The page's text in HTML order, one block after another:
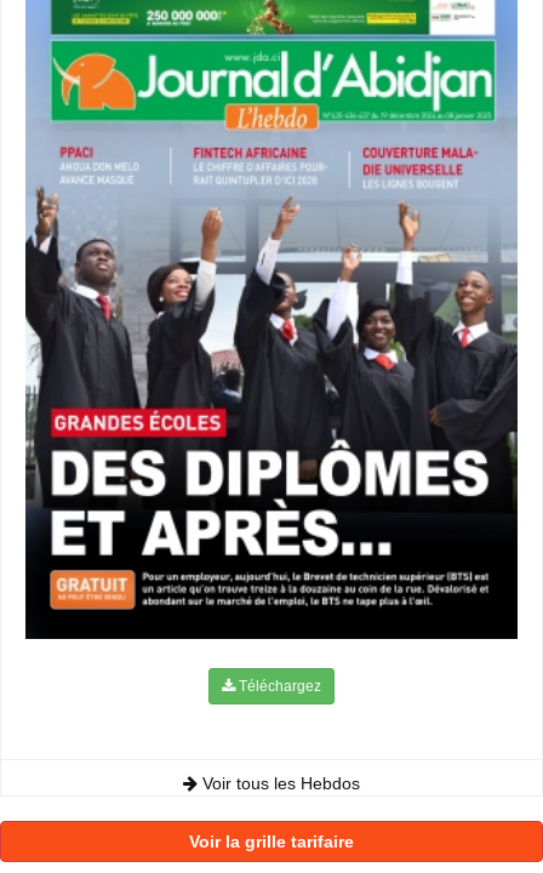
Téléchargez
Voir tous les Hebdos
Voir la grille tarifaire